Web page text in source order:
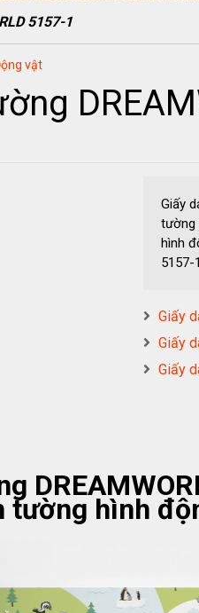
5157-1
vật
Giấy
tường
hình
5157-
Giấy
Giấy
Giấy
tường hình